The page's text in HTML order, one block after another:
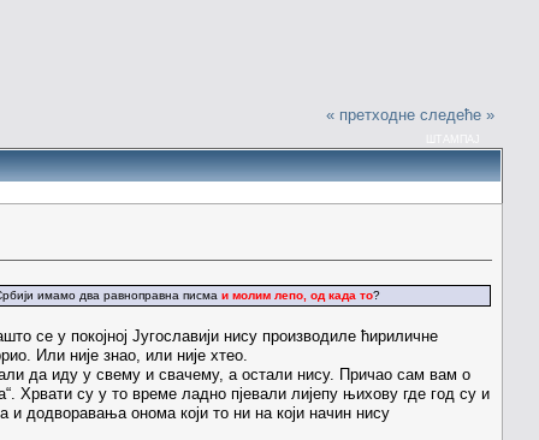
« претходне следеће »
имамо два равноправна писма и молим лепо, од када то?
се у покојној Југославији нису производиле ћириличне
Или није знао, или није хтео.
да иду у свему и свачему, а остали нису. Причао сам вам о
Хрвати су у то време ладно пјевали лијепу њихову где год су и
додворавања онома који то ни на који начин нису